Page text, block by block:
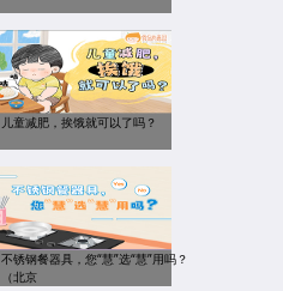
儿童减肥，挨饿就可以了吗？
不锈钢餐器具，您“慧”选“慧”用吗？
（北京